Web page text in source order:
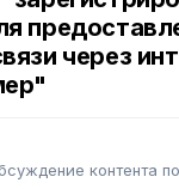
через
контента